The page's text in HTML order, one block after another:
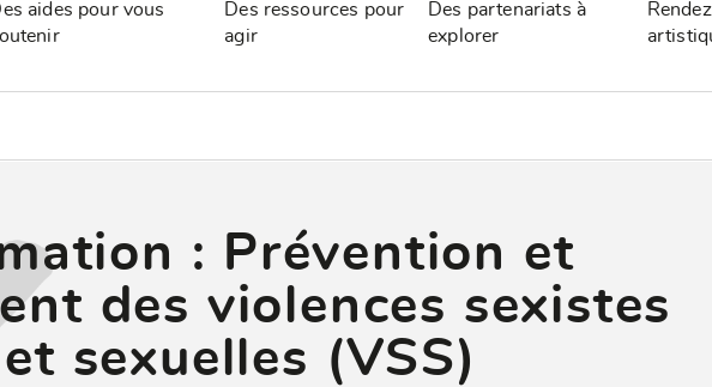
aides pour vous
Des ressources pour
agir
Des partenariats à
explorer
: Prévention et
des violences sexistes
et sexuelles (VSS)